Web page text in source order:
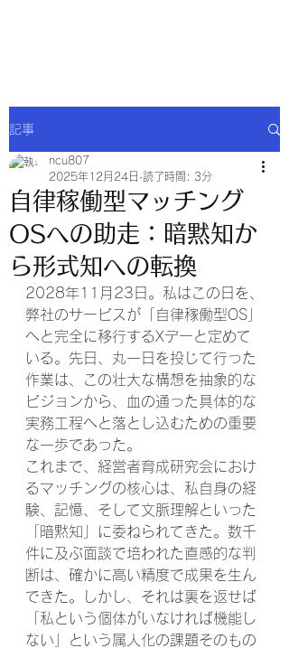
記事
自律稼働型マッチング
OSへの助走：暗黙知か
ら形式知への転換
ncu807
2025年12月24日 読了時間: 3分
2028年11月23日。私はこの日を、
弊社のサービスが「自律稼働型OS」
へと完全に移行するXデーと定めて
いる。先日、丸一日を投じて行った
作業は、この壮大な構想を抽象的な
ビジョンから、血の通った具体的な
実務工程へと落とし込むための重要
な一歩であった。
これまで、経営者育成研究会におけ
るマッチングの核心は、私自身の経
験、記憶、そして文脈理解といった
「暗黙知」に委ねられてきた。数千
件に及ぶ面談で培われた直感的な判
断は、確かに高い精度で成果を生ん
できた。しかし、それは裏を返せば
「私という個体がいなければ機能し
ない」という属人化の課題そのもの